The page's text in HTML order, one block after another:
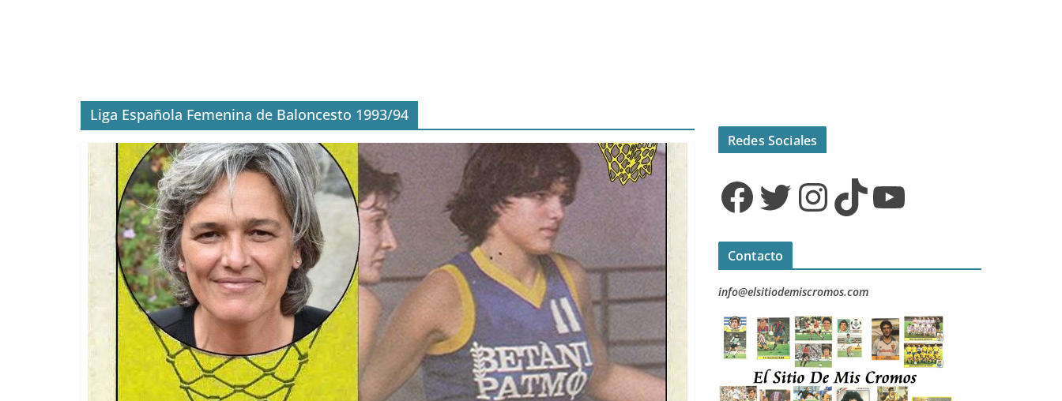
Liga Española Femenina de Baloncesto 1993/94
Redes Sociales
Facebook Twitter InstagramTikTok YouTube
Contacto
info@elsitiodemiscromos.com